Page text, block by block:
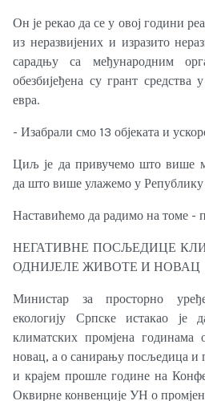
Он је рекао да се у овој години
из неразвијених и изразито
сарадњу са међународним
обезбијеђена су грант
евра.
- Изабрали смо 13 објеката и
Циљ је да привучемо што више
да што више улажемо у
Наставићемо да радимо на томе -
НЕГАТИВНЕ ПОСЉЕДИЦЕ
ОДНИЈЕЛЕ ЖИВОТЕ И НОВАЦ
Министар за просторно
екологију Српске истакао је
климатских промјена
новац, а о санирању посљедица и
и крајем прошле године на
Оквирне конвенције УН о